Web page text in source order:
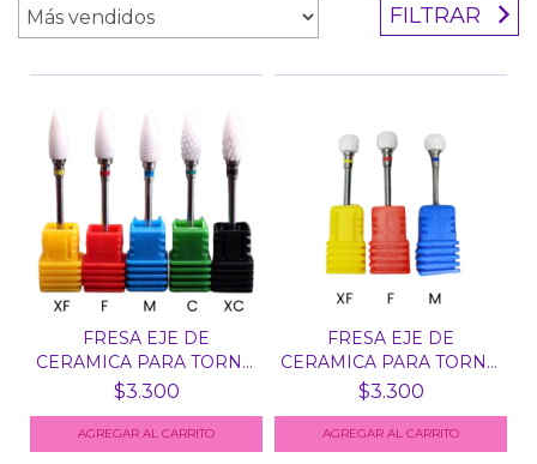
FILTRAR
FRESA EJE DE
CERAMICA PARA TORNO
N° 1 -...
$3.300
AGREGAR AL CARRITO
FRESA EJE DE
CERAMICA PARA TORNO
N° 3 -...
$3.300
AGREGAR AL CARRITO